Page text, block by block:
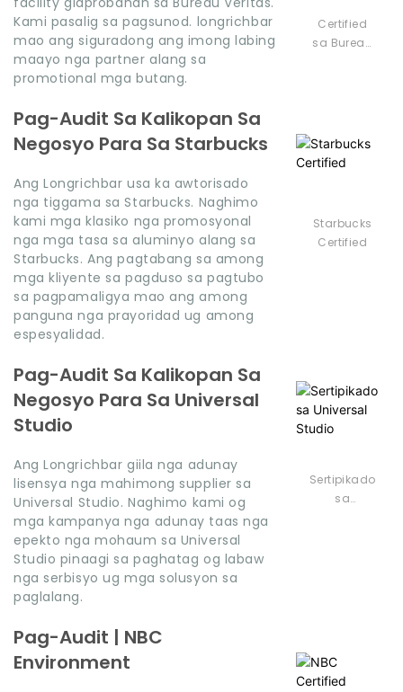
Kami pasalig sa pagsunod. longrichbar
mao ang siguradong ang imong labing
maayo nga partner alang sa
promotional mga butang.
Certified
sa Bureau
Pag-Audit Sa Kalikopan Sa
Negosyo Para Sa Starbucks
Ang Longrichbar usa ka awtorisado
nga tiggama sa Starbucks. Naghimo
kami mga klasiko nga promosyonal
nga mga tasa sa aluminyo alang sa
Starbucks. Ang pagtabang sa among
mga kliyente sa pagduso sa pagtubo
sa pagpamaligya mao ang among
panguna nga prayoridad ug among
espesyalidad.
Starbucks
Certified
Pag-Audit Sa Kalikopan Sa
Negosyo Para Sa Universal
Studio
Ang Longrichbar giila nga adunay
lisensya nga mahimong supplier sa
Universal Studio. Naghimo kami og
mga kampanya nga adunay taas nga
epekto nga mohaum sa Universal
Studio pinaagi sa paghatag og labaw
nga serbisyo ug mga solusyon sa
paglalang.
Sertipikado
sa
Pag-Audit | NBC
Environment